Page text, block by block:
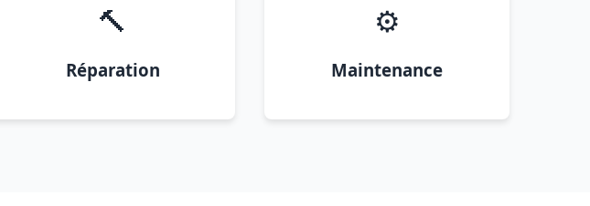
🔨
Réparation
⚙️
Maintenance